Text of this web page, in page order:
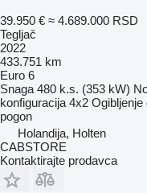
39.950 € ≈ 4.689.000 RSD
Tegljač
2022
433.751 km
Euro 6
Snaga 480 k.s. (353 kW)
konfiguracija 4x2 Ogibljenje
pogon
Holandija, Holten
CABSTORE
Kontaktirajte prodavca